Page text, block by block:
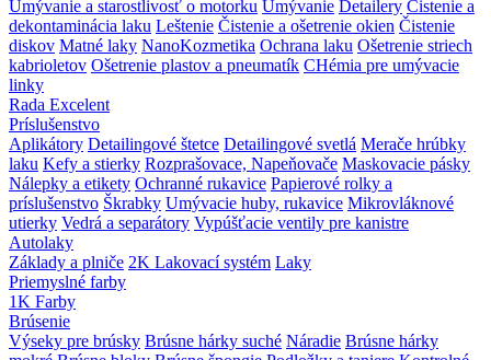
Umývanie a starostlivosť o motorku Umývanie Detailery Čistenie a
dekontaminácia laku Leštenie Čistenie a ošetrenie okien Čistenie
diskov Matné laky NanoKozmetika Ochrana laku Ošetrenie striech
kabrioletov Ošetrenie plastov a pneumatík CHémia pre umývacie
linky
Rada Excelent
Príslušenstvo
Aplikátory Detailingové štetce Detailingové svetlá Merače hrúbky
laku Kefy a stierky Rozprašovace, Napeňovače Maskovacie pásky
Nálepky a etikety Ochranné rukavice Papierové rolky a
príslušenstvo Škrabky Umývacie huby, rukavice Mikrovláknové
utierky Vedrá a separátory Vypúšťacie ventily pre kanistre
Autolaky
Základy a plniče 2K Lakovací systém Laky
Priemyslné farby
1K Farby
Brúsenie
Výseky pre brúsky Brúsne hárky suché Náradie Brúsne hárky